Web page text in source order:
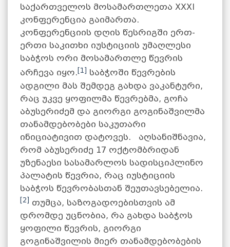
საქართველოს მოსამართლეთა XXXI
კონფერენცია გაიმართა.
კონფერენციის დღის წესრიგში ერთ-
ერთი საკითხი იუსტიციის უმაღლესი
საბჭოს ორი მოსამართლე წევრის
არჩევა იყო. [1] საბჭოში წევრების
ადგილი მას შემდეგ გახდა ვაკანტური,
რაც უკვე ყოფილმა წევრებმა, გოჩა
აბუსერიძემ და გიორგი გოგინაშვილმა
თანამდებობები საკუთარი
ინიციატივით დატოვეს. აღსანიშნავია,
რომ აბუსერიძე 17 ოქტომბრიდან
უზენაესი სასამარლოს სადისციპლინო
პალატის წევრია, რაც იუსტიციის
საბჭოს წევრობასთან შეუთავსებელია.
[2] თუმცა, საზოგადოებისთვის ამ
დრომდე უცნობია, რა გახდა საბჭოს
ყოფილი წევრის, გიორგი
გოგინაშვილის მიერ თანამდებობების